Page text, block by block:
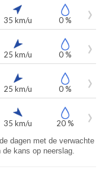
35 km/u 0 %
25 km/u 0 %
25 km/u 0 %
35 km/u 20 %
dagen met de verwachte
de kans op neerslag.